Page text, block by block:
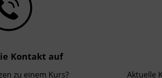
Kontakt auf
zu einem Kurs?
Aktuelle